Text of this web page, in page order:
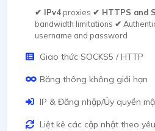
✔ IPv4proxies ✔ HTTPS and
bandwidth limitations ✔
username and password
Giao thức SOCKS5 / HTTP
Băng thông không giới hạn
IP & Đăng nhập/Ủy quyền
Liệt kê các cập nhật theo